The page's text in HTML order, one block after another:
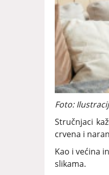
Foto:
Stručnjaci
crvena i
Kao i većina
slikama.